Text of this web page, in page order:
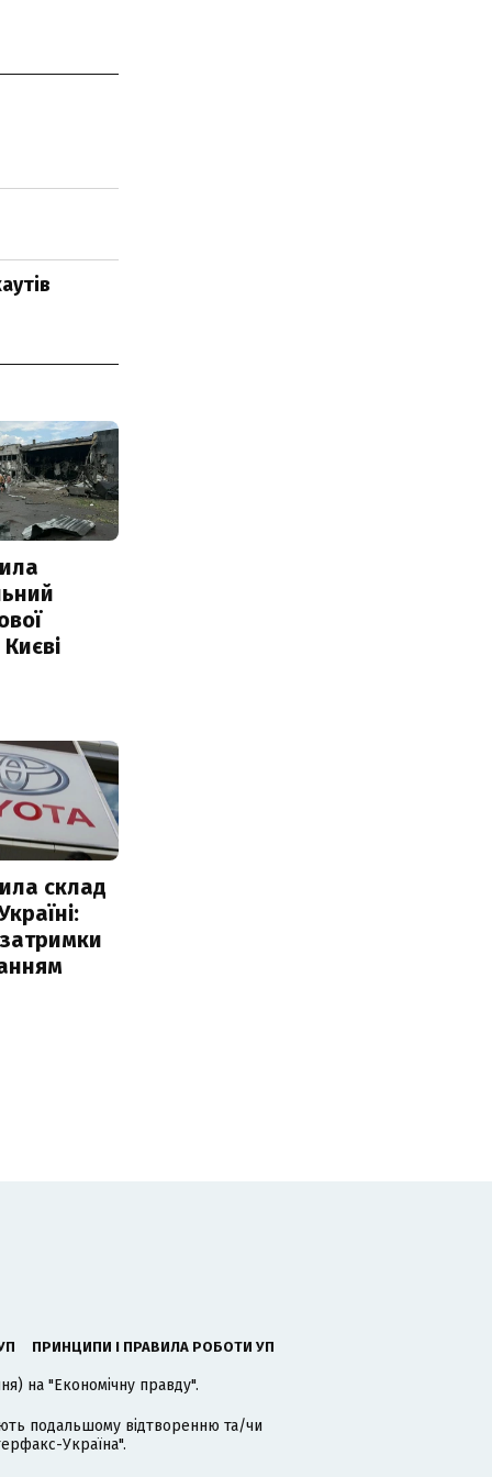
склад
ПРИНЦИПИ І ПРАВИЛА РОБОТИ УП
на "Економічну правду".
подальшому відтворенню та/чи
Україна".